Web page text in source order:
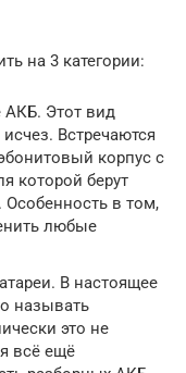
на 3 категории:
Этот вид
Встречаются
корпус с
которой берут
Особенность в том,
любые
В настоящее
называть
это не
всё ещё